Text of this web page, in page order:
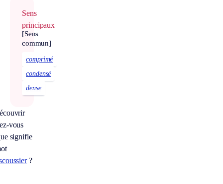
Sens
principaux
[Sens
commun]
comprimé
condensé
dense
vous
signifie
?